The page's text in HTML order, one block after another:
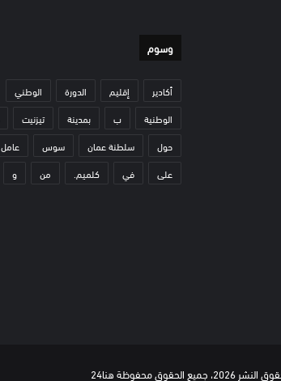
وسوم
أكادير إقليم الدورة
الوطني
الوطنية
ب بمدينة تيزنيت
حول
سلطنة عمان سوس
عامل
على
في كلميم. من و
جميع الحقوق محفوظة هنا24